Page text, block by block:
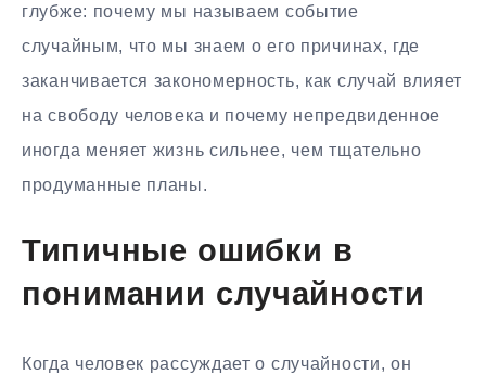
глубже: почему мы называем событие
случайным, что мы знаем о его причинах, где
заканчивается закономерность, как случай влияет
на свободу человека и почему непредвиденное
иногда меняет жизнь сильнее, чем тщательно
продуманные планы.
Типичные ошибки в
понимании случайности
Когда человек рассуждает о случайности, он